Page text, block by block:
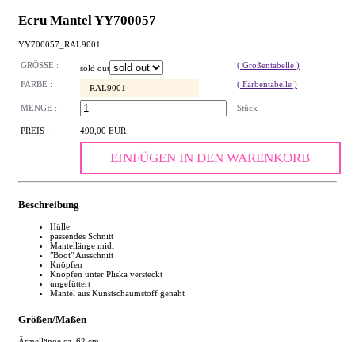
Ecru Mantel YY700057
YY700057_RAL9001
GRÖSSE : sold out
( Größentabelle )
FARBE :
RAL9001 ( Farbentabelle )
MENGE : Stück
PREIS : 490,00 EUR
EINFÜGEN IN DEN WARENKORB
Beschreibung
Hülle
passendes Schnitt
Mantellänge midi
"Boot" Ausschnitt
Knöpfen
Knöpfen unter Pliska versteckt
ungefüttert
Mantel aus Kunstschaumstoff genäht
Größen/Maßen